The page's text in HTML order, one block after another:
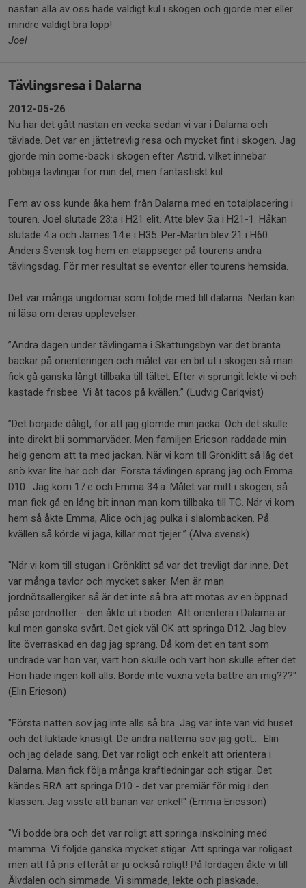
nästan alla av oss hade väldigt kul i skogen och gjorde mer eller
mindre väldigt bra lopp!
Joel
Tävlingsresa i Dalarna
2012-05-26
Nu har det gått nästan en vecka sedan vi var i Dalarna och
tävlade. Det var en jättetrevlig resa och mycket fint i skogen. Jag
gjorde min come-back i skogen efter Astrid, vilket innebar
jobbiga tävlingar för min del, men fantastiskt kul.
Fem av oss kunde åka hem från Dalarna med en totalplacering i
touren. Joel slutade 23:a i H21 elit. Atte blev 5:a i H21-1. Håkan
slutade 4:a och James 14:e i H35. Per-Martin blev 21 i H60.
Anders Svensk tog hem en etappseger på tourens andra
tävlingsdag. För mer resultat se eventor eller tourens hemsida.
Det var många ungdomar som följde med till dalarna. Nedan kan
ni läsa om deras upplevelser:
”Andra dagen under tävlingarna i Skattungsbyn var det branta
backar på orienteringen och målet var en bit ut i skogen så man
fick gå ganska långt tillbaka till tältet. Efter vi sprungit lekte vi och
kastade frisbee. Vi åt tacos på kvällen.” (Ludvig Carlqvist)
”Det började dåligt, för att jag glömde min jacka. Och det skulle
inte direkt bli sommarväder. Men familjen Ericson räddade min
helg genom att ta med jackan. När vi kom till Grönklitt så låg det
snö kvar lite här och där. Första tävlingen sprang jag och Emma
D10 . Jag kom 17:e och Emma 34:a. Målet var mitt i skogen, så
man fick gå en lång bit innan man kom tillbaka till TC. När vi kom
hem så åkte Emma, Alice och jag pulka i slalombacken. På
kvällen så körde vi jaga, killar mot tjejer.” (Alva svensk)
"När vi kom till stugan i Grönklitt så var det trevligt där inne. Det
var många tavlor och mycket saker. Men är man
jordnötsallergiker så är det inte så bra att mötas av en öppnad
påse jordnötter - den åkte ut i boden. Att orientera i Dalarna är
kul men ganska svårt. Det gick väl OK att springa D12. Jag blev
lite överraskad en dag jag sprang. Då kom det en tant som
undrade var hon var, vart hon skulle och vart hon skulle efter det.
Hon hade ingen koll alls. Borde inte vuxna veta bättre än mig???"
(Elin Ericson)
"Första natten sov jag inte alls så bra. Jag var inte van vid huset
och det luktade knasigt. De andra nätterna sov jag gott.... Elin
och jag delade säng. Det var roligt och enkelt att orientera i
Dalarna. Man fick följa många kraftledningar och stigar. Det
kändes BRA att springa D10 - det var premiär för mig i den
klassen. Jag visste att banan var enkel!" (Emma Ericsson)
"Vi bodde bra och det var roligt att springa inskolning med
mamma. Vi följde ganska mycket stigar. Att springa var roligast
men att få pris efteråt är ju också roligt! På lördagen åkte vi till
Älvdalen och simmade. Vi simmade, lekte och plaskade.